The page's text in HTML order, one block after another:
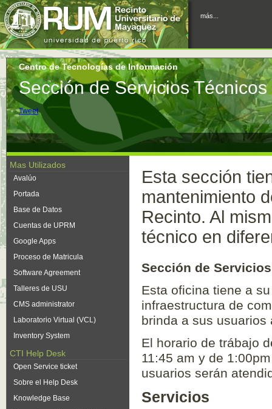
más...
Centro de Tecnologías de Información
Sección de Servicios Técnicos
Tweet
Mas Utilizados
Avalúo
Portada
Base de Datos
Cuentas de UPRM
Google Apps
Proceso de Matricula
Software Agreement
Talleres de USU
CMS administrator
Laboratorio Virtual (VCL)
Inventory System
CTI Help Desk
Open Service ticket
Sobre el Help Desk
Knowledge Base
Esta sección
mantenimiento
Recinto. Al
técnico en
Sección de
Esta oficina tiene a
infraestructura de
brinda a sus
El horario de trábajo
11:45 am y de
usuarios serán
Servicios